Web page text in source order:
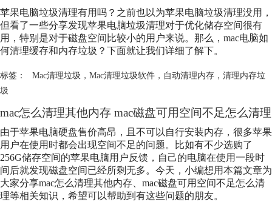
苹果电脑垃圾清理有用吗？之前也以为苹果电脑垃圾清理没用，
但看了一些分享发现苹果电脑垃圾清理对于优化储存空间很有
用，特别是对于磁盘空间比较小的用户来说。那么，mac电脑如
何清理缓存和内存垃圾？下面就让我们详细了解下。
标签： Mac清理垃圾 ， Mac清理垃圾软件， 自动清理内存， 清理内存垃
圾
mac怎么清理其他内存 mac磁盘可用空间不足怎么清理
由于苹果电脑硬盘售价高昂，且不可以自行安装内存，很多苹果
用户在使用时都会出现空间不足的问题。比如有不少选购了
256G储存空间的苹果电脑用户反馈，自己的电脑在使用一段时
间后就发现磁盘空间已经所剩无多。今天，小编想用本篇文章为
大家分享mac怎么清理其他内存、mac磁盘可用空间不足怎么清
理等相关知识，希望可以帮助到有这些问题的朋友。